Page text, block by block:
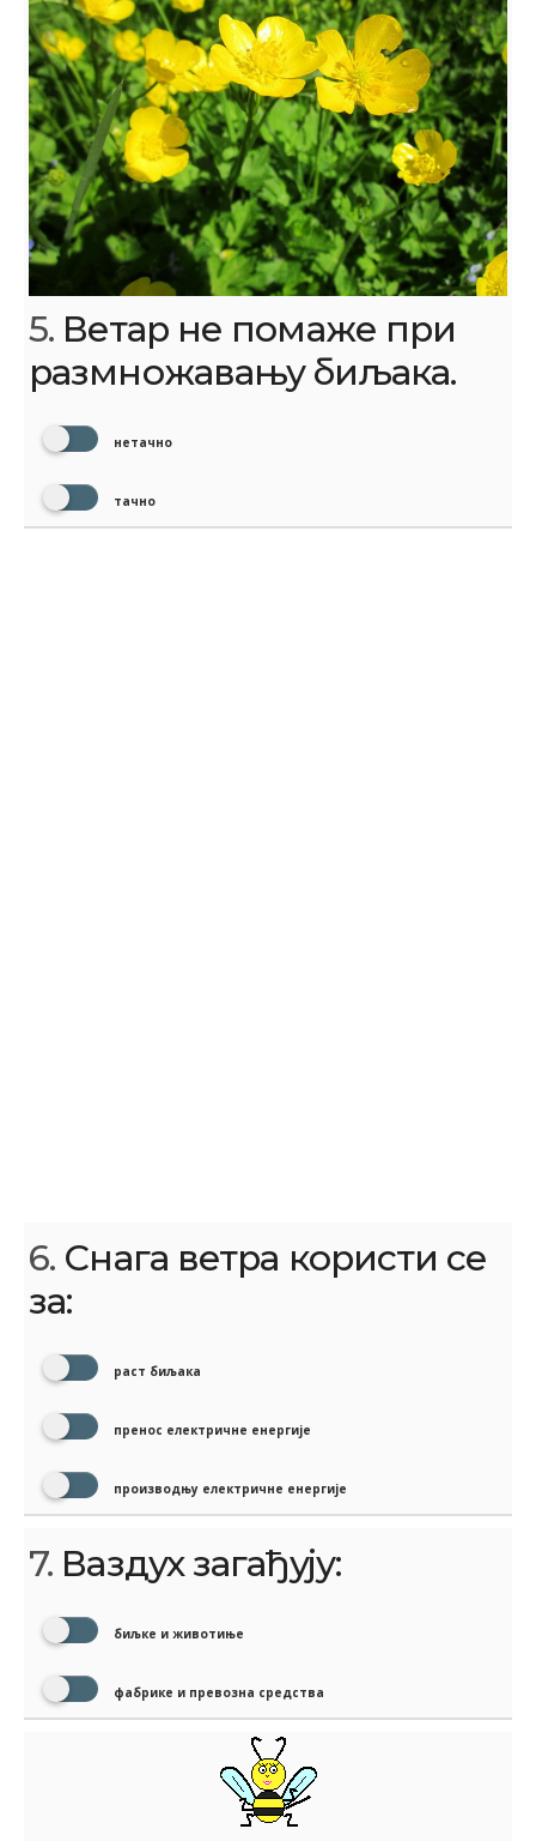
5. Ветар не помаже при
размножавању биљака.
нетачно
тачно
6. Снага ветра користи се
за:
раст биљака
пренос електричне енергије
производњу електричне енергије
7. Ваздух загађују:
биљке и животиње
фабрике и превозна средства